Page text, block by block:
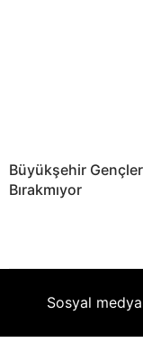
Büyükşehir
Bırakmıyor
Sosyal medya